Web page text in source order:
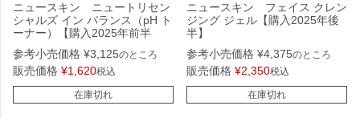
ニュースキン ニュートリセン
シャルズ イン バランス（pH ト
ーナー）【購入2025年前半
参考小売価格 ¥3,125のところ
販売価格 ¥1,620税込
在庫切れ
ニュースキン フェイス クレン
ジング ジェル【購入2025年後
半】
参考小売価格 ¥4,375のところ
販売価格 ¥2,350税込
在庫切れ